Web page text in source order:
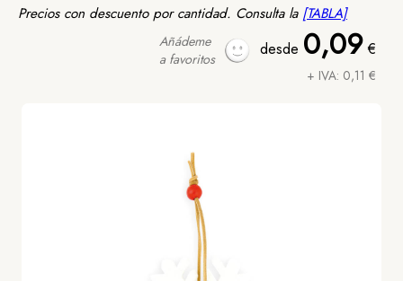
Precios con descuento por cantidad. Consulta la [TABLA]
desde 0,09€
+ IVA: 0,11 €
Añádeme
a favoritos